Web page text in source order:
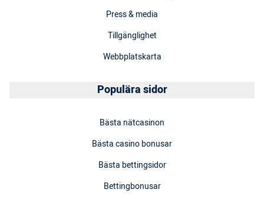
Press & media
Tillgänglighet
Webbplatskarta
Populära sidor
Bästa nätcasinon
Bästa casino bonusar
Bästa bettingsidor
Bettingbonusar